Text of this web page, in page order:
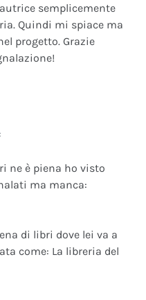
semplicemente
Quindi mi spiace ma
progetto. Grazie
ne è piena ho visto
ma manca:
di libri dove lei va a
come: La libreria del